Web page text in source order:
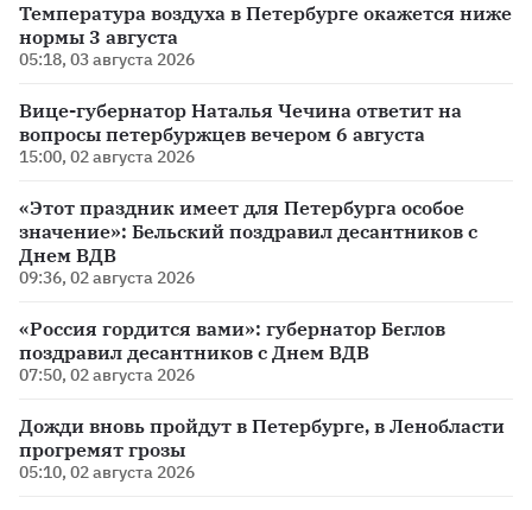
Температура воздуха в Петербурге окажется ниже
нормы 3 августа
05:18, 03 августа 2026
Вице-губернатор Наталья Чечина ответит на
вопросы петербуржцев вечером 6 августа
15:00, 02 августа 2026
«Этот праздник имеет для Петербурга особое
значение»: Бельский поздравил десантников с
Днем ВДВ
09:36, 02 августа 2026
«Россия гордится вами»: губернатор Беглов
поздравил десантников с Днем ВДВ
07:50, 02 августа 2026
Дожди вновь пройдут в Петербурге, в Ленобласти
прогремят грозы
05:10, 02 августа 2026